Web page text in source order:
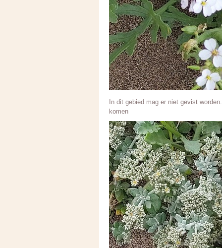
In dit gebied mag er niet gevist
komen